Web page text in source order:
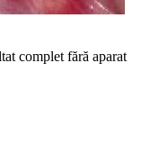
complet fără aparat